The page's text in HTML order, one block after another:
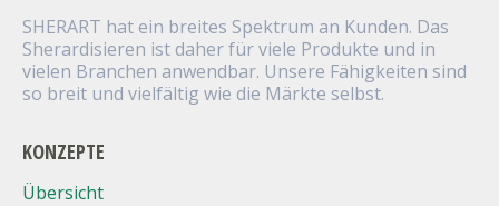
SHERART hat ein breites Spektrum an Kunden. Das
Sherardisieren ist daher für viele Produkte und in
vielen Branchen anwendbar. Unsere Fähigkeiten sind
so breit und vielfältig wie die Märkte selbst.
KONZEPTE
Übersicht